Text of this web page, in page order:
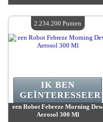
Beschikbare hoeveelheid :4
een Robot Febreze Morning Dew
Aerosol 300 Ml
IK BEN
2.234.200 Punten